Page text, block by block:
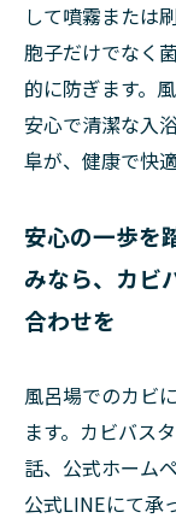
して噴霧または
胞子だけでなく
的に防ぎます。
安心で清潔な入
阜が、健康で快
安心の一歩を
みなら、カビ
合わせを
風呂場でのカビ
ます。カビバス
話、公式ホーム
公式LINEにて承